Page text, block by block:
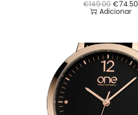
€149.00 €74.50
Adicionar